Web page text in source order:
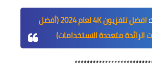
افضل تلفزيون 4K لعام 2024 (أفضل
الرائدة متعددة الاستخدامات)